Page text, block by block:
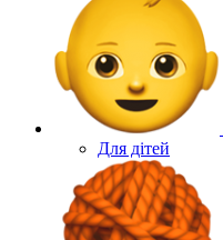
Для дітей